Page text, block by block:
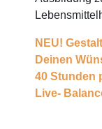
NEU!
Deinen
40 Stunden
Live-